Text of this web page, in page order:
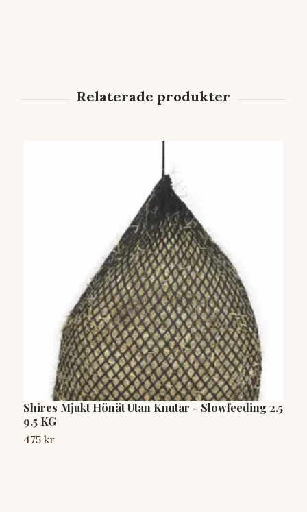
Shires Mjukt Hönät Utan Knutar - Slowfeeding 2.5
9.5 KG
475 kr